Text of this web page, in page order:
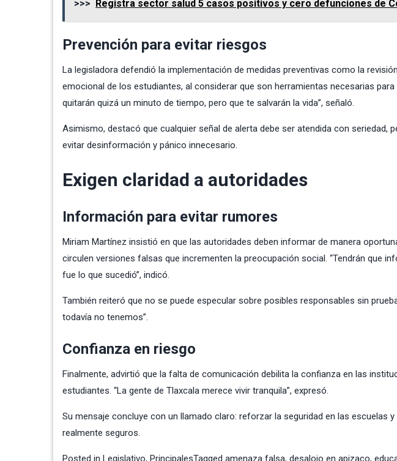
>>> Registra sector salud 5 casos positivos y cero defunciones de
Prevención para evitar riesgos
La legisladora defendió la implementación de medidas preventivas como la
emocional de los estudiantes, al considerar que son herramientas necesarias
quitarán quizá un minuto de tiempo, pero que te salvarán la vida”, señaló.
Asimismo, destacó que cualquier señal de alerta debe ser atendida con seriedad,
evitar desinformación y pánico innecesario.
Exigen claridad a autoridades
Información para evitar rumores
Miriam Martínez insistió en que las autoridades deben informar de manera
circulen versiones falsas que incrementen la preocupación social. “Tendrán que
fue lo que sucedió”, indicó.
También reiteró que no se puede especular sobre posibles responsables sin
todavía no tenemos”.
Confianza en riesgo
Finalmente, advirtió que la falta de comunicación debilita la confianza en las
estudiantes. “La gente de Tlaxcala merece vivir tranquila”, expresó.
Su mensaje concluye con un llamado claro: reforzar la seguridad en las escuelas
realmente seguros.
Posted in Legislativo, PrincipalesTagged amenaza falsa, desalojo en apizaco,